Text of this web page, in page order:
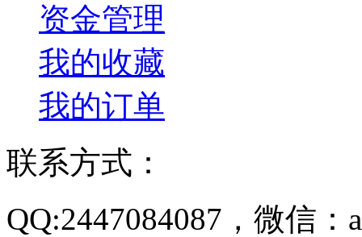
资金管理
我的收藏
我的订单
联系方式：
QQ:2447084087，微信：